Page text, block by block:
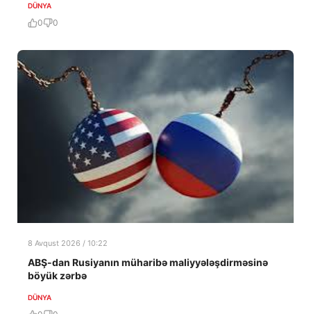
DÜNYA
0 0
8 Avqust 2026 / 10:22
ABŞ-dan Rusiyanın müharibə maliyyələşdirməsinə
böyük zərbə
DÜNYA